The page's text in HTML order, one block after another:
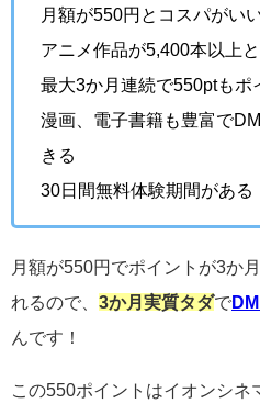
月額が550円とコスパがい
アニメ作品が5,400本以上
最大3か月連続で550ptもポ
漫画、電子書籍も豊富で
きる
30日間無料体験期間がある
月額が550円でポイントが3か
れるので、 3か月実質タダで
んです！
この550ポイントはイオンシ